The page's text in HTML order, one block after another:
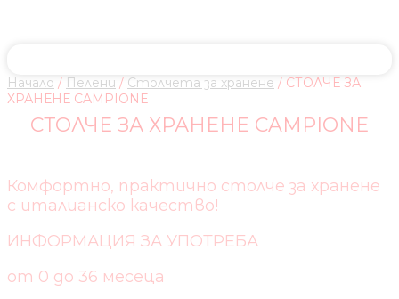
Начало / Пелени / Столчета за хранене / СТОЛЧЕ ЗА
ХРАНЕНЕ CAMPIONE
СТОЛЧЕ ЗА ХРАНЕНЕ CAMPIONE
Комфортно, практично столче за хранене
с италианско качество!
ИНФОРМАЦИЯ ЗА УПОТРЕБА
от 0 до 36 месеца